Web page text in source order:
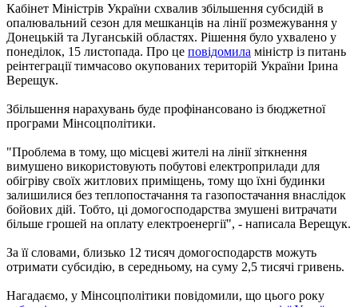
Кабінет Міністрів України схвалив збільшення субсидій в
опалювальний сезон для мешканців на лінії розмежування у
Донецькій та Луганській областях. Рішення було ухвалено у
понеділок, 15 листопада. Про це повідомила міністр із питань
реінтеграції тимчасово окупованих територій України Ірина
Верещук.
Збільшення нарахувань буде профінансовано із бюджетної
програми Мінсоцполітики.
"Проблема в тому, що місцеві жителі на лінії зіткнення
вимушено використовують побутові електроприлади для
обігріву своїх житлових приміщень, тому що їхні будинки
залишилися без теплопостачання та газопостачання внаслідок
бойових дій. Тобто, ці домогосподарства змушені витрачати
більше грошей на оплату електроенергії", - написала Верещук.
За її словами, близько 12 тисяч домогосподарств можуть
отримати субсидію, в середньому, на суму 2,5 тисячі гривень.
Нагадаємо, у Мінсоцполітики повідомили, що цього року